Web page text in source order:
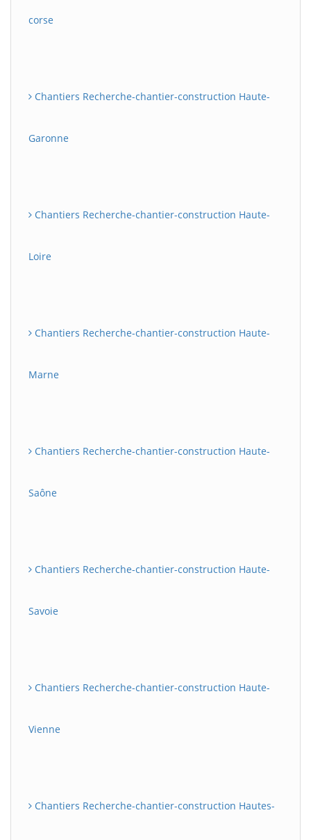
corse
Chantiers Recherche-chantier-construction Haute-
Garonne
Chantiers Recherche-chantier-construction Haute-
Loire
Chantiers Recherche-chantier-construction Haute-
Marne
Chantiers Recherche-chantier-construction Haute-
Saône
Chantiers Recherche-chantier-construction Haute-
Savoie
Chantiers Recherche-chantier-construction Haute-
Vienne
Chantiers Recherche-chantier-construction Hautes-